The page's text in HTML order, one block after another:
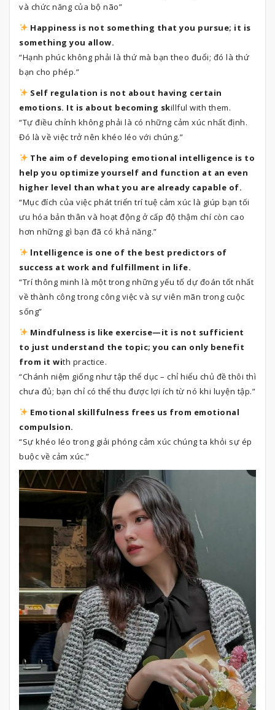
và chức năng của bộ não”
Happiness is not something that you pursue; it is
something you allow.
“Hạnh phúc không phải là thứ mà bạn theo đuổi; đó là thứ
bạn cho phép.”
Self regulation is not about having certain
emotions. It is about becoming skillful with them.
“Tự điều chỉnh không phải là có những cảm xúc nhất định.
Đó là về việc trở nên khéo léo với chúng.”
The aim of developing emotional intelligence is to
help you optimize yourself and function at an even
higher level than what you are already capable of.
“Mục đích của việc phát triển trí tuệ cảm xúc là giúp bạn tối
ưu hóa bản thân và hoạt động ở cấp độ thậm chí còn cao
hơn những gì bạn đã có khả năng.”
lntelligence is one of the best predictors of
success at work and fulfillment in life.
“Trí thông minh là một trong những yếu tố dự đoán tốt nhất
về thành công trong công việc và sự viên mãn trong cuộc
sống”
Mindfulness is like exercise—it is not sufficient
to just understand the topic; you can only benefit
from it with practice.
“Chánh niệm giống như tập thể dục – chỉ hiểu chủ đề thôi thì
chưa đủ; bạn chỉ có thể thu được lợi ích từ nó khi luyện tập.”
Emotional skillfulness frees us from emotional
compulsion.
“Sự khéo léo trong giải phóng cảm xúc chúng ta khỏi sự ép
buộc về cảm xúc.”